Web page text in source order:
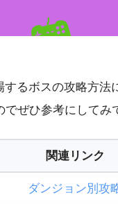
るボスの攻略方
ぜひ参考にしてみ
関連リンク
ダンジョン別攻